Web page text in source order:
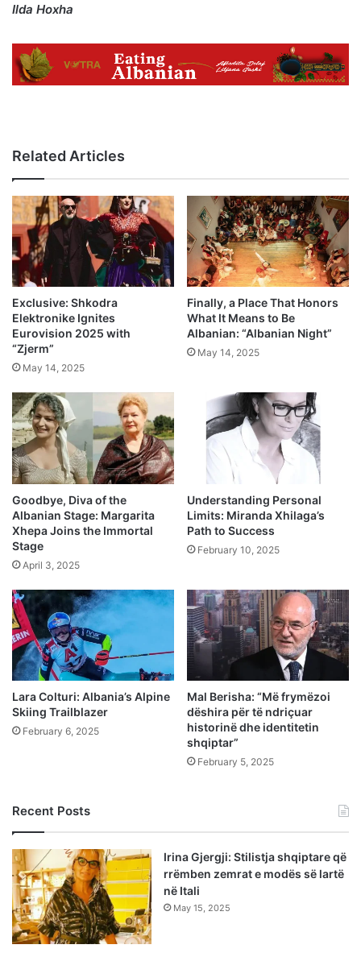
Ilda Hoxha
Related Articles
Exclusive: Shkodra
Elektronike Ignites
Eurovision 2025 with
“Zjerm”
May 14, 2025
Finally, a Place That Honors
What It Means to Be
Albanian: “Albanian Night”
May 14, 2025
Goodbye, Diva of the
Albanian Stage: Margarita
Xhepa Joins the Immortal
Stage
April 3, 2025
Understanding Personal
Limits: Miranda Xhilaga’s
Path to Success
February 10, 2025
Lara Colturi: Albania’s Alpine
Skiing Trailblazer
February 6, 2025
Mal Berisha: “Më frymëzoi
dëshira për të ndriçuar
historinë dhe identitetin
shqiptar”
February 5, 2025
Recent Posts
Irina Gjergji: Stilistja shqiptare që
rrëmben zemrat e modës së lartë
në Itali
May 15, 2025